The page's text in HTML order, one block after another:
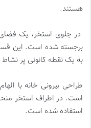
هستند.
در جلوی استخر، یک فضای
به یک نقطه کانونی پر
طراحی بیرونی خانه با
است. در اطراف استخر
استفاده شده است.